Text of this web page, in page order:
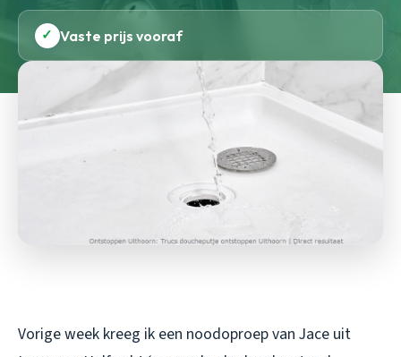
✓ Vaste prijs vooraf
Vorige week kreeg ik een noodoproep van Jace uit